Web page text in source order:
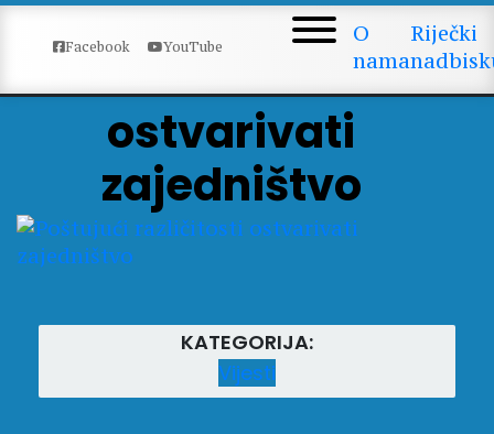
Facebook YouTube
O
nama
Riječki
Poštujući
različitosti
ostvarivati
zajedništvo
KATEGORIJA:
Vijesti